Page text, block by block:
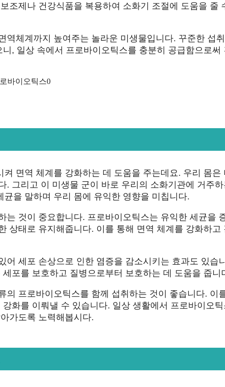
조제나 건강식품을 복용하여 소화기 조절에 도움을 줄
역체계까지 높여주는 놀라운 미생물입니다. 꾸준한 섭
, 일상 속에서 프로바이오틱스를 충분히 공급함으로써
면역 체계를 강화하는 데 도움을 주는데요. 우리 몸은
그리고 이 미생물 군이 바로 우리의 소화기관에 거주
을 말하며 우리 몸에 유익한 영향을 미칩니다.
것이 중요합니다. 프로바이오틱스는 유익한 세균을
상태로 유지해줍니다. 이를 통해 면역 체계를 강화하고
세포 손상으로 인한 염증을 감소시키는 효과도 있습
포를 보호하고 질병으로부터 보호하는 데 도움을 줍니
프로바이오틱스를 함께 섭취하는 것이 좋습니다. 이
화를 이뤄낼 수 있습니다. 일상 생활에서 프로바이오틱
가도록 노력해봅시다.